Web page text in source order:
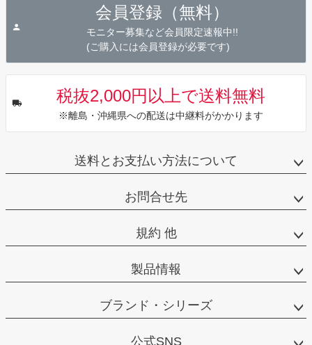
会員登録（無料）
モニター募集など会員限定速報中!!
(ご購入には会員登録が必要です)
税抜2,000円以上で送料無料
※離島・沖縄県への配送は中継料がかかります
送料とお支払い方法について
お問合せ先
規約 他
製品情報
ブランド・シリーズ
公式SNS